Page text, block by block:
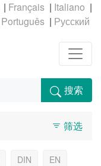
| |
|
|
搜索
筛选
DIN
EN